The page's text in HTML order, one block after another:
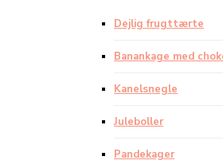
Dejlig frugttærte
Banankage med
Kanelsnegle
Juleboller
Pandekager